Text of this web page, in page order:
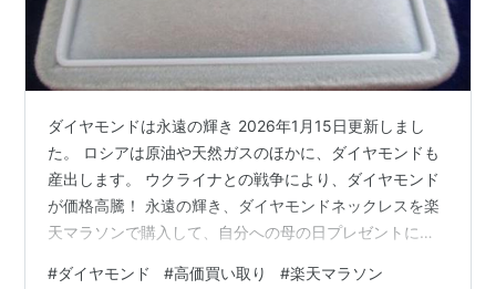
ダイヤモンドは永遠の輝き 2026年1月15日更新しまし
た。 ロシアは原油や天然ガスのほかに、ダイヤモンドも
産出します。 ウクライナとの戦争により、ダイヤモンド
が価格高騰！ 永遠の輝き、ダイヤモンドネックレスを楽
天マラソンで購入して、自分への母の日プレゼントにし
#ダイヤモンド #高価買い取り #楽天マラソン